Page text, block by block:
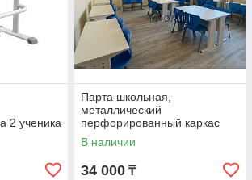
2 ученика
Парта школьная,
металлический
перфорированный каркас
1200*500*750
В наличии
34 000 ₸